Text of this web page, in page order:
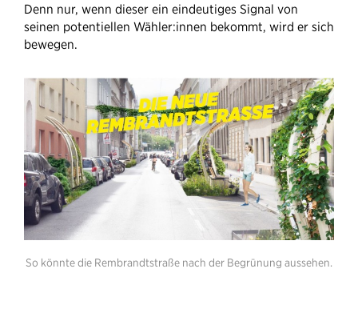
Denn nur, wenn dieser ein eindeutiges Signal von
seinen potentiellen Wähler:innen bekommt, wird er sich
bewegen.
So könnte die Rembrandtstraße nach der Begrünung aussehen.